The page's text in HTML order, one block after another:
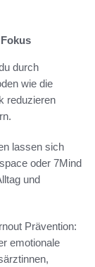
durch
wie die
reduzieren
lassen sich
oder 7Mind
und
Prävention:
emotionale